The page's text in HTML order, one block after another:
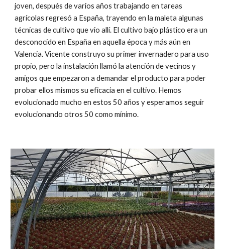
joven, después de varios años trabajando en tareas
agrícolas regresó a España, trayendo en la maleta algunas
técnicas de cultivo que vio allí. El cultivo bajo plástico era un
desconocido en España en aquella época y más aún en
Valencia. Vicente construyo su primer invernadero para uso
propio, pero la instalación llamó la atención de vecinos y
amigos que empezaron a demandar el producto para poder
probar ellos mismos su eficacia en el cultivo. Hemos
evolucionado mucho en estos 50 años y esperamos seguir
evolucionando otros 50 como mínimo.